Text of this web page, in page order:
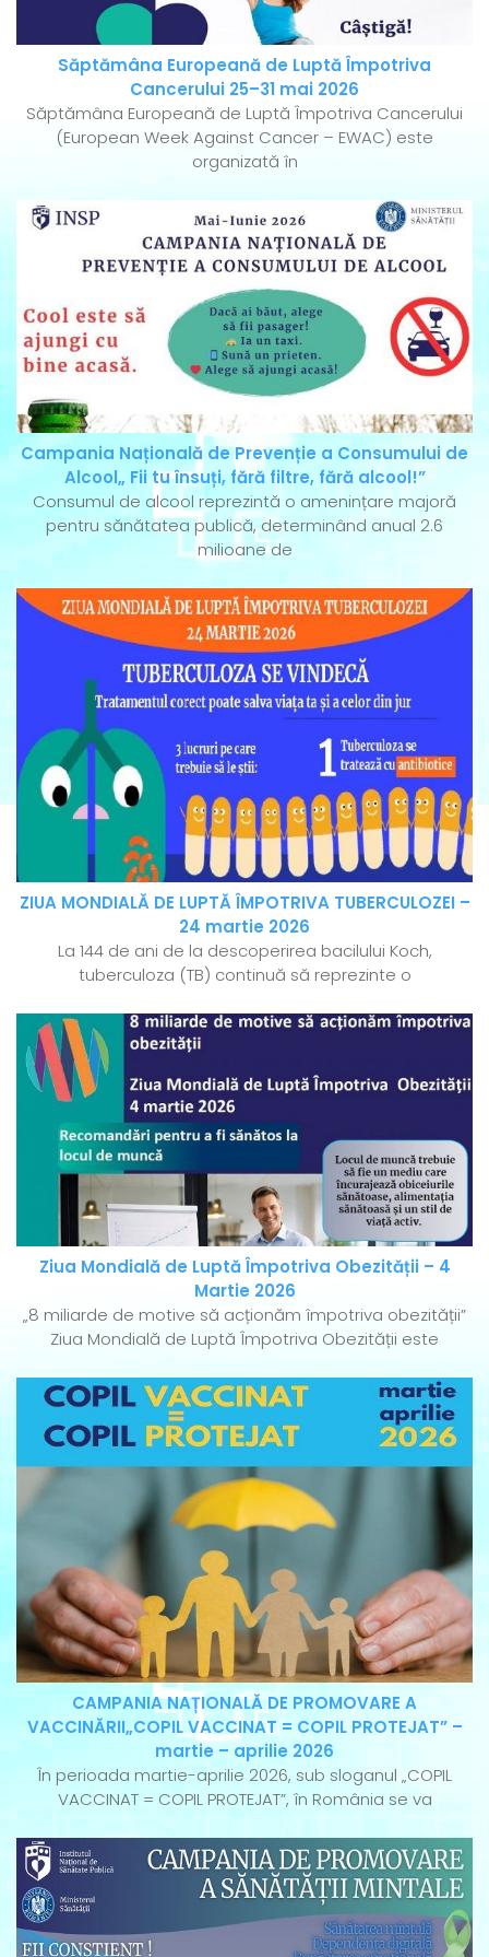
Săptămâna Europeană de Luptă Împotriva
Cancerului 25–31 mai 2026
Săptămâna Europeană de Luptă Împotriva Cancerului
(European Week Against Cancer – EWAC) este
organizată în
Campania Națională de Prevenție a Consumului de
Alcool„ Fii tu însuți, fără filtre, fără alcool!”
Consumul de alcool reprezintă o amenințare majoră
pentru sănătatea publică, determinând anual 2.6
milioane de
ZIUA MONDIALĂ DE LUPTĂ ÎMPOTRIVA TUBERCULOZEI –
24 martie 2026
La 144 de ani de la descoperirea bacilului Koch,
tuberculoza (TB) continuă să reprezinte o
Ziua Mondială de Luptă Împotriva Obezității – 4
Martie 2026
„8 miliarde de motive să acționăm împotriva obezității”
Ziua Mondială de Luptă Împotriva Obezității este
CAMPANIA NAȚIONALĂ DE PROMOVARE A
VACCINĂRII„COPIL VACCINAT = COPIL PROTEJAT” –
martie – aprilie 2026
În perioada martie-aprilie 2026, sub sloganul „COPIL
VACCINAT = COPIL PROTEJAT”, în România se va